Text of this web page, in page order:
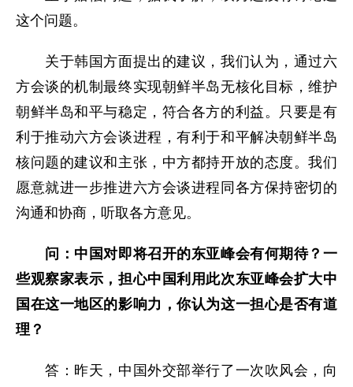
这个问题。
关于韩国方面提出的建议，我们认为，通过六
方会谈的机制最终实现朝鲜半岛无核化目标，维护
朝鲜半岛和平与稳定，符合各方的利益。只要是有
利于推动六方会谈进程，有利于和平解决朝鲜半岛
核问题的建议和主张，中方都持开放的态度。我们
愿意就进一步推进六方会谈进程同各方保持密切的
沟通和协商，听取各方意见。
问：中国对即将召开的东亚峰会有何期待？一
些观察家表示，担心中国利用此次东亚峰会扩大中
国在这一地区的影响力，你认为这一担心是否有道
理？
答：昨天，中国外交部举行了一次吹风会，向